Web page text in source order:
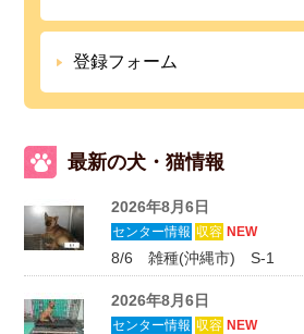
登録フォーム
最新の犬・猫情報
2026年8月6日
センター情報 収容 NEW
8/6 雑種(沖縄市) S-1
2026年8月6日
センター情報 収容 NEW